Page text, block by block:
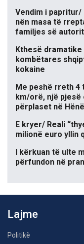
Vendim i
nën masa të
familjes së autorit
Kthesë
kombëtares
kokaine
Me peshë rreth 4
km/orë, një pjesë
përplaset në Hënë
E kryer/ Reali
milionë euro yllin
I kërkuan të ulte
përfundon në
Lajme
Politikë